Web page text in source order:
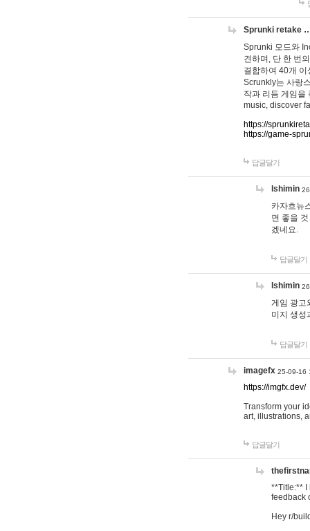
Sprunki retake
Sprunki 모드와
견하며, 단 한 번
결합하여 40개
Scrunkly는 사랑
작과 리듬 게임을
music, discover
https://
https://game-
답글달기
lshimin
카자흐뉴
면 좋을
겠네요.
답글달기
lshimin
게임 광고
미지 생성
답글달기
imagefx 25-09-16
https://imgfx.dev/
Transform your
art, illustrations,
답글달기
**Title:** I
feedback
Hey r/